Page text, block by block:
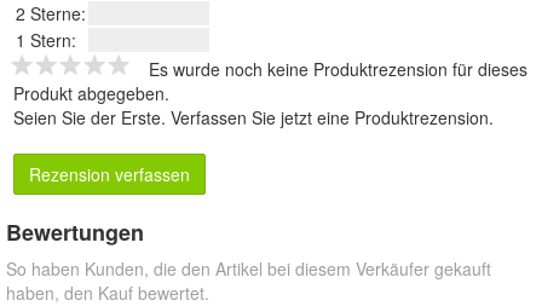
2 Sterne:
1 Stern:
Es wurde noch keine Produktrezension für dieses
Produkt abgegeben.
Seien Sie der Erste. Verfassen Sie jetzt eine Produktrezension.
Rezension verfassen
Bewertungen
So haben Kunden, die den Artikel bei diesem Verkäufer gekauft
haben, den Kauf bewertet.